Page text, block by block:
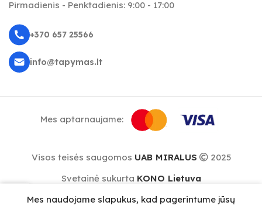
Pirmadienis - Penktadienis: 9:00 - 17:00
+370 657 25566
info@tapymas.lt
Mes aptarnaujame:
Visos teisės saugomos UAB MIRALUS
2025
Svetainė sukurta KONO Lietuva
Mes naudojame slapukus, kad pagerintume jūsų